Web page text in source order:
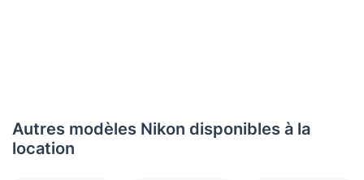
Autres modèles Nikon disponibles à la
location